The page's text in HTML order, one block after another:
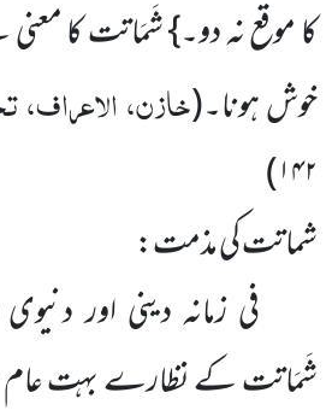
کا موقع نہ دو۔} شَمَاتت کا
خوش ہونا۔(خازن، الاعراف،
۱۴۲)
شماتت کی مذمت:
فی زمانہ دینی اور
شَمَاتت کے نظارے بہت عام